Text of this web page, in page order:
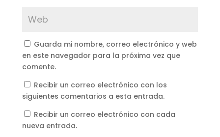
Guarda mi nombre, correo electrónico y web
en este navegador para la próxima vez que
comente.
Recibir un correo electrónico con los
siguientes comentarios a esta entrada.
Recibir un correo electrónico con cada
nueva entrada.